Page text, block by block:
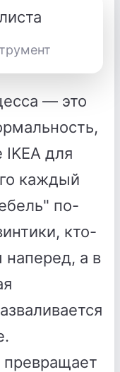
— это
IKEA для
каждый
по-
кто-
наперед, а в